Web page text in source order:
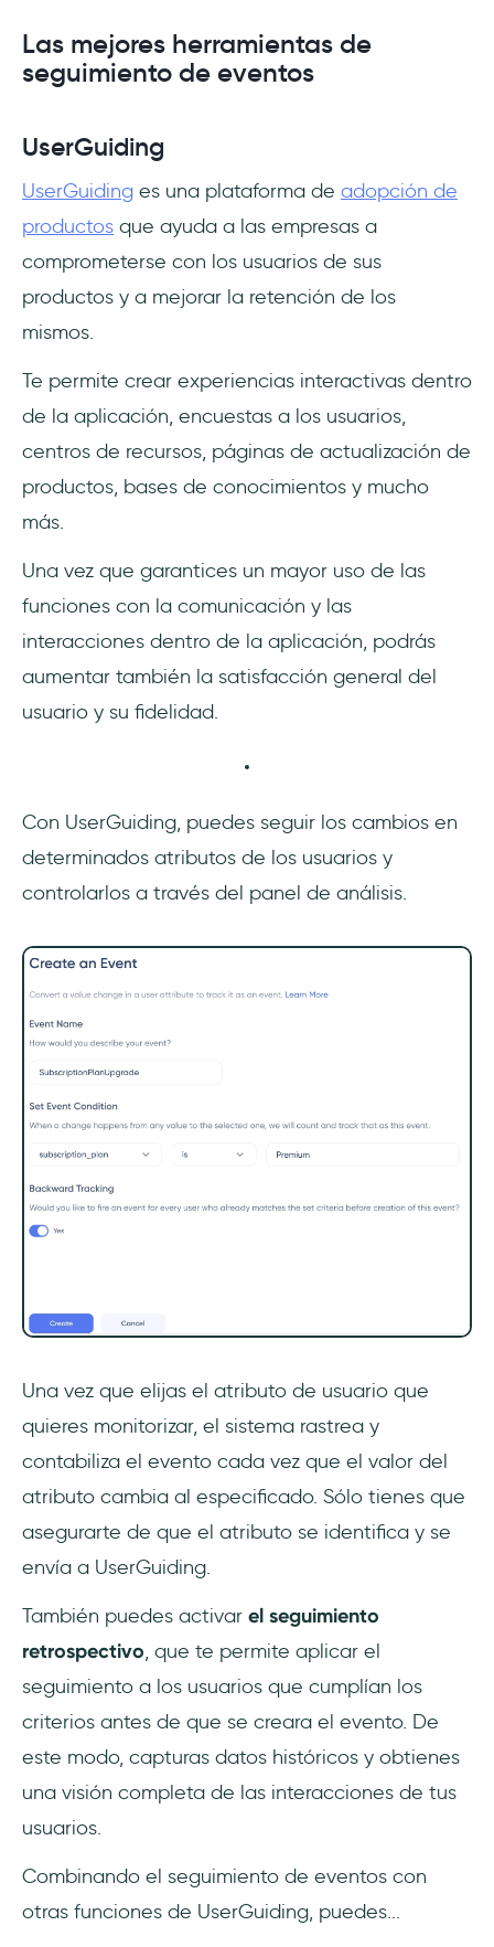
Las mejores herramientas de
seguimiento de eventos
UserGuiding
UserGuiding es una plataforma de adopción de
productos que ayuda a las empresas a
comprometerse con los usuarios de sus
productos y a mejorar la retención de los
mismos.
Te permite crear experiencias interactivas dentro
de la aplicación, encuestas a los usuarios,
centros de recursos, páginas de actualización de
productos, bases de conocimientos y mucho
más.
Una vez que garantices un mayor uso de las
funciones con la comunicación y las
interacciones dentro de la aplicación, podrás
aumentar también la satisfacción general del
usuario y su fidelidad.
Con UserGuiding, puedes seguir los cambios en
determinados atributos de los usuarios y
controlarlos a través del panel de análisis.
Una vez que elijas el atributo de usuario que
quieres monitorizar, el sistema rastrea y
contabiliza el evento cada vez que el valor del
atributo cambia al especificado. Sólo tienes que
asegurarte de que el atributo se identifica y se
envía a UserGuiding.
También puedes activar el seguimiento
retrospectivo, que te permite aplicar el
seguimiento a los usuarios que cumplían los
criterios antes de que se creara el evento. De
este modo, capturas datos históricos y obtienes
una visión completa de las interacciones de tus
usuarios.
Combinando el seguimiento de eventos con
otras funciones de UserGuiding, puedes...